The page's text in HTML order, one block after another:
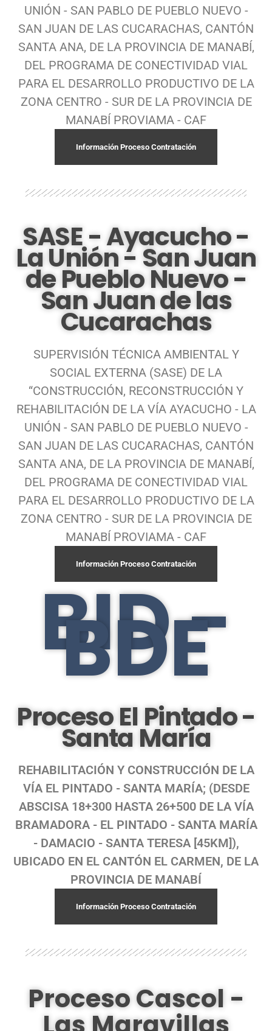
UNIÓN - SAN PABLO DE PUEBLO NUEVO -
SAN JUAN DE LAS CUCARACHAS, CANTÓN
SANTA ANA, DE LA PROVINCIA DE MANABÍ,
DEL PROGRAMA DE CONECTIVIDAD VIAL
PARA EL DESARROLLO PRODUCTIVO DE LA
ZONA CENTRO - SUR DE LA PROVINCIA DE
MANABÍ PROVIAMA - CAF
Información Proceso Contratación
SASE - Ayacucho -
La Unión - San Juan
de Pueblo Nuevo -
San Juan de las
Cucarachas
SUPERVISIÓN TÉCNICA AMBIENTAL Y
SOCIAL EXTERNA (SASE) DE LA
“CONSTRUCCIÓN, RECONSTRUCCIÓN Y
REHABILITACIÓN DE LA VÍA AYACUCHO - LA
UNIÓN - SAN PABLO DE PUEBLO NUEVO -
SAN JUAN DE LAS CUCARACHAS, CANTÓN
SANTA ANA, DE LA PROVINCIA DE MANABÍ,
DEL PROGRAMA DE CONECTIVIDAD VIAL
PARA EL DESARROLLO PRODUCTIVO DE LA
ZONA CENTRO - SUR DE LA PROVINCIA DE
MANABÍ PROVIAMA - CAF
Información Proceso Contratación
BID -
BDE
Proceso El Pintado -
Santa María
REHABILITACIÓN Y CONSTRUCCIÓN DE LA
VÍA EL PINTADO - SANTA MARÍA; (DESDE
ABSCISA 18+300 HASTA 26+500 DE LA VÍA
BRAMADORA - EL PINTADO - SANTA MARÍA
- DAMACIO - SANTA TERESA [45KM]),
UBICADO EN EL CANTÓN EL CARMEN, DE LA
PROVINCIA DE MANABÍ
Información Proceso Contratación
Proceso Cascol -